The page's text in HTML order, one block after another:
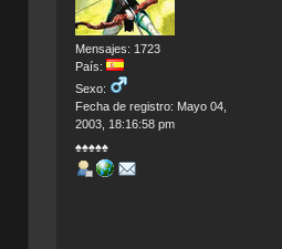
Mensajes: 1723
País:
Sexo:
Fecha de registro: Mayo 04,
2003, 18:16:58 pm
♠♠♠♠♠